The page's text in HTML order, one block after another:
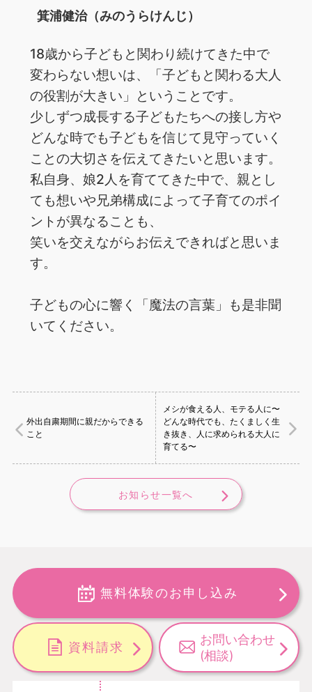
箕浦健治（みのうらけんじ）
18歳から子どもと関わり続けてきた中で
変わらない想いは、「子どもと関わる大人
の役割が大きい」ということです。
少しずつ成長する子どもたちへの接し方や
どんな時でも子どもを信じて見守っていく
ことの大切さを伝えてきたいと思います。
私自身、娘2人を育ててきた中で、親とし
ても想いや兄弟構成によって子育てのポイ
ントが異なることも、
笑いを交えながらお伝えできればと思いま
す。
子どもの心に響く「魔法の言葉」も是非聞
いてください。
外出自粛期間に親だからできる
こと
メシが食える人、モテる人に〜
どんな時代でも、たくましく生
き抜き、人に求められる大人に
育てる〜
お知らせ一覧へ
無料体験のお申し込み
資料請求
お問い合わせ
(相談)